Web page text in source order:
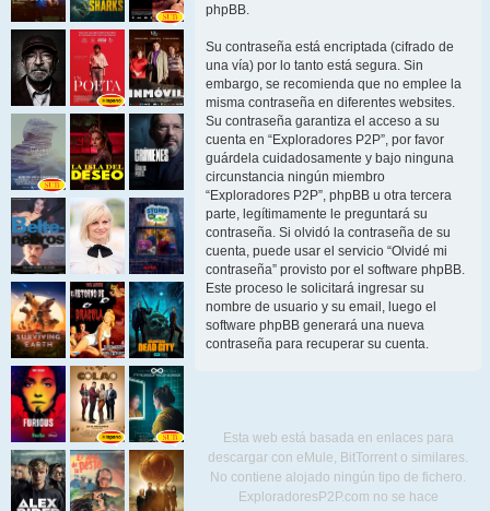
phpBB.
Su contraseña está encriptada (cifrado de
una vía) por lo tanto está segura. Sin
embargo, se recomienda que no emplee la
misma contraseña en diferentes websites.
Su contraseña garantiza el acceso a su
cuenta en “Exploradores P2P”, por favor
guárdela cuidadosamente y bajo ninguna
circunstancia ningún miembro
“Exploradores P2P”, phpBB u otra tercera
parte, legítimamente le preguntará su
contraseña. Si olvidó la contraseña de su
cuenta, puede usar el servicio “Olvidé mi
contraseña” provisto por el software phpBB.
Este proceso le solicitará ingresar su
nombre de usuario y su email, luego el
software phpBB generará una nueva
contraseña para recuperar su cuenta.
Esta web está basada en enlaces para
descargar con eMule, BitTorrent o similares.
No contiene alojado ningún tipo de fichero.
ExploradoresP2P.com no se hace